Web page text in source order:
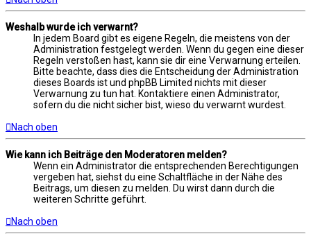
Weshalb wurde ich verwarnt?
In jedem Board gibt es eigene Regeln, die meistens von der
Administration festgelegt werden. Wenn du gegen eine dieser
Regeln verstoßen hast, kann sie dir eine Verwarnung erteilen.
Bitte beachte, dass dies die Entscheidung der Administration
dieses Boards ist und phpBB Limited nichts mit dieser
Verwarnung zu tun hat. Kontaktiere einen Administrator,
sofern du die nicht sicher bist, wieso du verwarnt wurdest.
Nach oben
Wie kann ich Beiträge den Moderatoren melden?
Wenn ein Administrator die entsprechenden Berechtigungen
vergeben hat, siehst du eine Schaltfläche in der Nähe des
Beitrags, um diesen zu melden. Du wirst dann durch die
weiteren Schritte geführt.
Nach oben